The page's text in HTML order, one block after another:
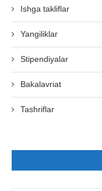
Ishga takliflar
Yangiliklar
Stipendiyalar
Bakalavriat
Tashriflar